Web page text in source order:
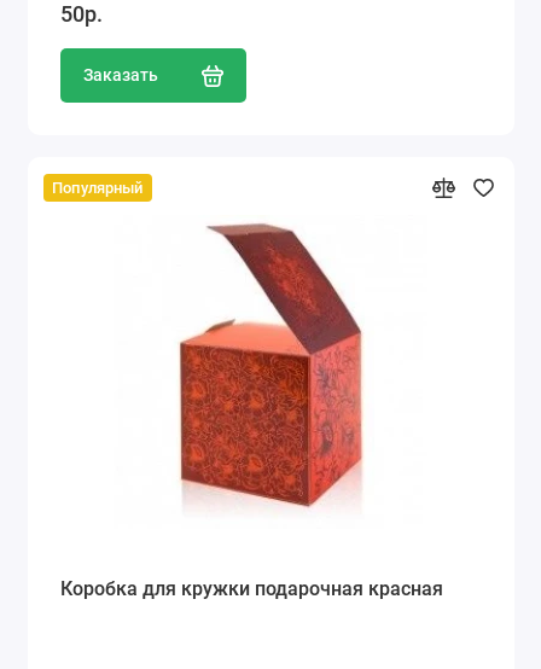
50р.
Заказать
Популярный
Коробка для кружки подарочная красная